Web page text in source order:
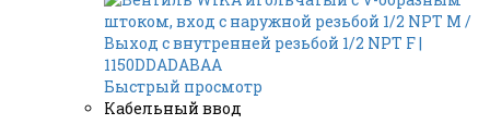
Быстрый просмотр
Кабельный ввод